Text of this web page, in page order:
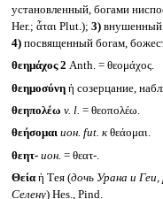
установленный, богами
Her.; ἆται Plut.); 3)внушенный
4)посвященный богам,
θεημάχος 2 Anth. = θεομάχος.
θεημοσύνη ἡ созерцание,
θεηπολέω v. l. = θεοπολέω.
θεήσομαι ион. fut. кθεάομαι.
θεητ- ион. = θεατ-.
Θεία ἡ Тея (дочь Урана и
Селену) Hes., Pind.